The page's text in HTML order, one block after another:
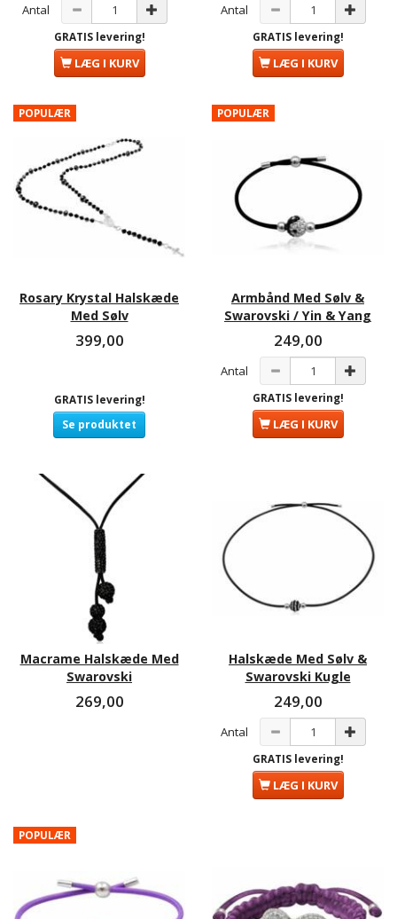
Antal
GRATIS levering!
LÆG I KURV
Antal
GRATIS levering!
LÆG I KURV
POPULÆR
Rosary Krystal Halskæde
Med Sølv
399,00
GRATIS levering!
Se produktet
POPULÆR
Armbånd Med Sølv &
Swarovski / Yin & Yang
249,00
Antal
GRATIS levering!
LÆG I KURV
Macrame Halskæde Med
Swarovski
269,00
Halskæde Med Sølv &
Swarovski Kugle
249,00
Antal
GRATIS levering!
LÆG I KURV
POPULÆR